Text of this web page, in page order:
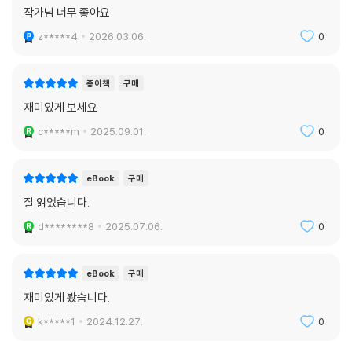
작가님 너무 좋아요
z*****4 2026.03.06. 0
종이책 구매
재미있게 보세요
c*****m 2025.09.01. 0
eBook 구매
잘 읽었습니다.
d********8 2025.07.06. 0
eBook 구매
재미있게 봤습니다.
k*****1 2024.12.27. 0